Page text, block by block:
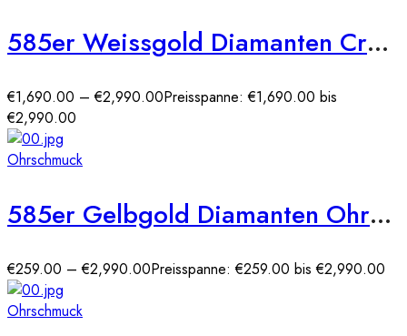
585er Weissgold Diamanten Creolen Spannfassung Brilliant Solitaire
€1,690.00 –€2,990.00Preisspanne: €1,690.00 bis
€2,990.00
Ohrschmuck
585er Gelbgold Diamanten Ohrstecker Spannfassung Solitaire
€259.00 –€2,990.00Preisspanne: €259.00 bis €2,990.00
Ohrschmuck